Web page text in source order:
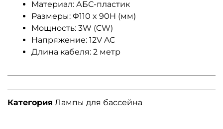
Материал: АБС-пластик
Размеры: Φ110 x 90H (мм)
Мощность: 3W (CW)
Напряжение: 12V AC
Длина кабеля: 2 метр
Категория Лампы для бассейна